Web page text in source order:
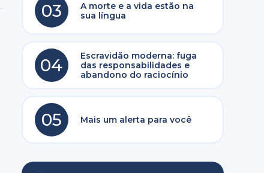
03
A morte e a vida estão na
sua língua
04
Escravidão moderna: fuga
das responsabilidades e
abandono do raciocínio
05 Mais um alerta para você